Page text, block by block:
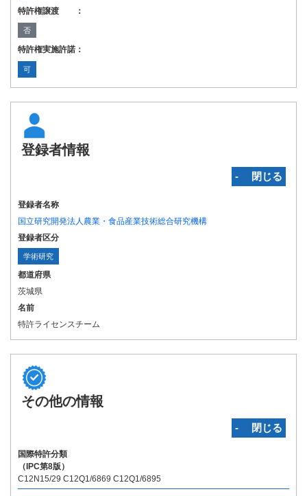
特許権譲渡 ：
否
特許権実施許諾：
可
登録者情報
‐ 閉じる
登録者名称
国立研究開発法人農業・食品産業技術総合研究機構
登録者区分
学術研究
都道府県
茨城県
名前
特許ライセンスチーム
その他の情報
‐ 閉じる
国際特許分類
（IPC第8版）
C12N15/29 C12Q1/6869 C12Q1/6895